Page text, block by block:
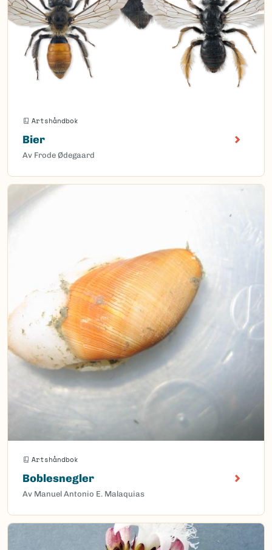
Artshåndbok
Bier
Av Frode Ødegaard
Artshåndbok
Boblesnegler
Av Manuel Antonio E. Malaquias